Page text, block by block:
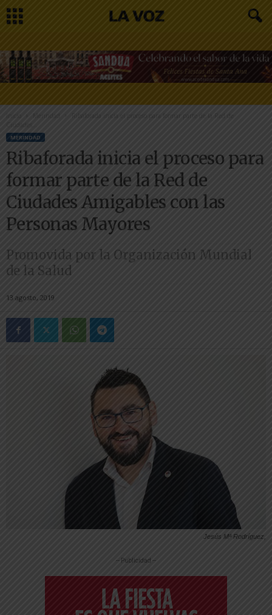
Inicio
Ribaforada inicia el proceso para formar parte de la Red de
MERINDAD
Ribaforada inicia el proceso para
formar parte de la Red de
Ciudades Amigables con las
Personas Mayores
Promovida por la Organización Mundial
de la Salud
13 agosto, 2019
Jesús Mª Rodríguez,
-- Publicidad --